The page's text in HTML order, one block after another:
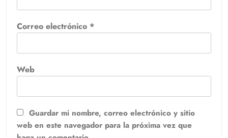
Correo electrónico *
Web
Guardar mi nombre, correo electrónico y sitio
web en este navegador para la próxima vez que